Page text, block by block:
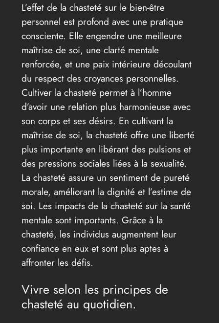
L’effet de la chasteté sur le bien-être
personnel est profond avec une pratique
consciente. Elle engendre une meilleure
maîtrise de soi, une clarté mentale
renforcée, et une paix intérieure découlant
du respect des croyances personnelles.
Cultiver la chasteté permet à l’homme
d’avoir une relation plus harmonieuse avec
son corps et ses désirs. En cultivant la
maîtrise de soi, la chasteté offre une liberté
plus importante en libérant des pulsions et
des pressions sociales liées à la sexualité.
La chasteté assure un sentiment de pureté
morale, améliorant la dignité et l’estime de
soi. Les impacts de la chasteté sur la santé
mentale sont importants. Grâce à la
chasteté, les individus augmentent leur
confiance en eux et sont plus aptes à
affronter les défis.
Vivre selon les principes de
chasteté au quotidien.